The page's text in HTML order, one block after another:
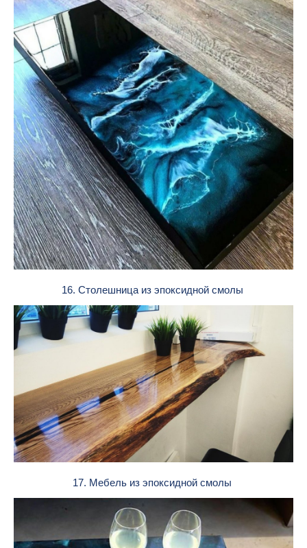
16. Столешница из эпоксидной смолы
17. Мебель из эпоксидной смолы